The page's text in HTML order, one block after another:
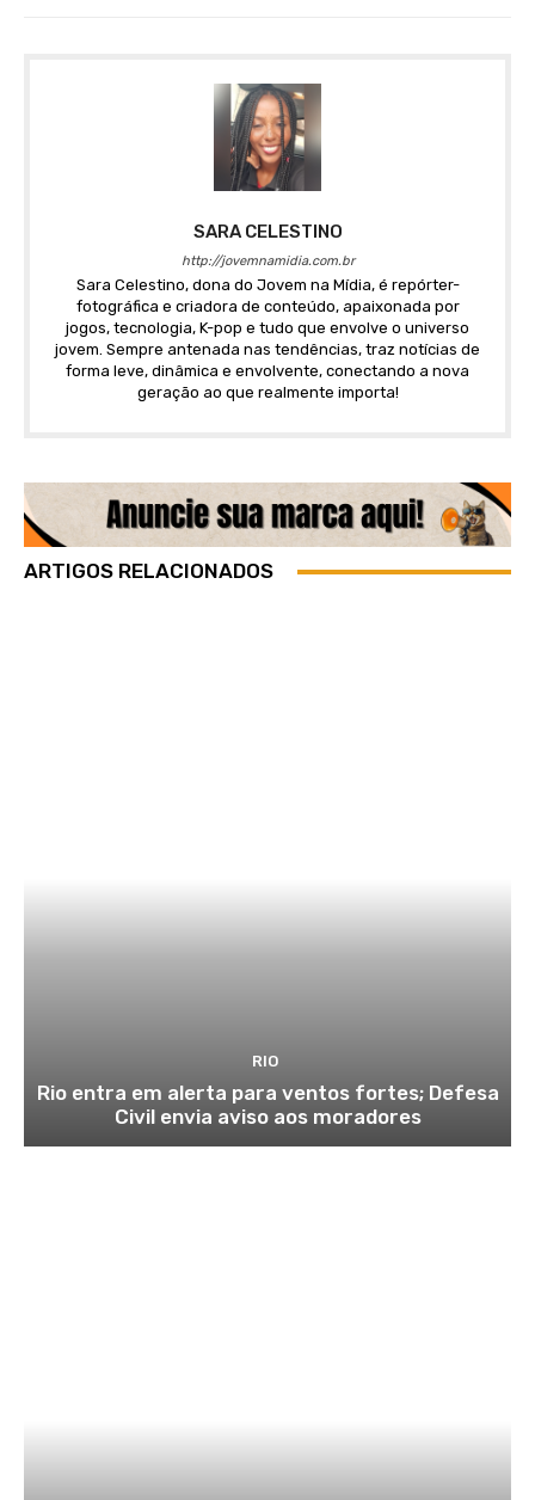
SARA CELESTINO
http://jovemnamidia.com.br
Sara Celestino, dona do Jovem na Mídia, é repórter-
fotográfica e criadora de conteúdo, apaixonada por
jogos, tecnologia, K-pop e tudo que envolve o universo
jovem. Sempre antenada nas tendências, traz notícias de
forma leve, dinâmica e envolvente, conectando a nova
geração ao que realmente importa!
ARTIGOS RELACIONADOS
RIO
Rio entra em alerta para ventos fortes; Defesa
Civil envia aviso aos moradores